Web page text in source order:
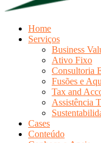
Home
Serviços
Business
Ativo Fixo
Consultoria
Fusões e
Tax and
Assistência
Cases
Conteúdo